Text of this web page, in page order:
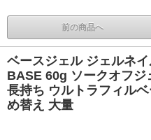
前の商品へ
ベースジェル ジェルネ
BASE 60g ソークオフジ
長持ち ウルトラフィル
め替え 大量